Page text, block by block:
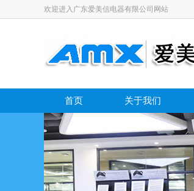
欢迎进入广东爱美信电器有限公司网站
首页 关于我们